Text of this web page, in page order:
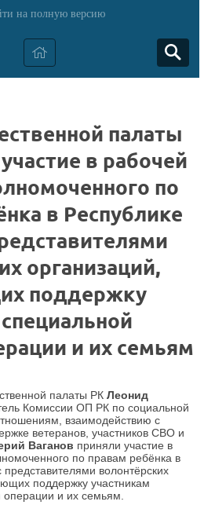
на полную версию
палаты
в рабочей
по
в Республике
организаций,
поддержку
и их семьям
палаты РК Леонид
Комиссии ОП РК по социальной
взаимодействию с
ветеранов, участников СВО и
Ваганов приняли участие в
по правам ребёнка в
волонтёрских
поддержку участникам
операции и их семьям.